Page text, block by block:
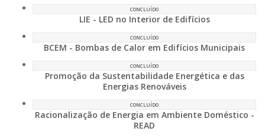
CONCLUÍDO
LIE - LED no Interior de Edifícios
CONCLUÍDO
BCEM - Bombas de Calor em Edifícios Municipais
CONCLUÍDO
Promoção da Sustentabilidade Energética e das
Energias Renováveis
CONCLUÍDO
Racionalização de Energia em Ambiente Doméstico -
READ